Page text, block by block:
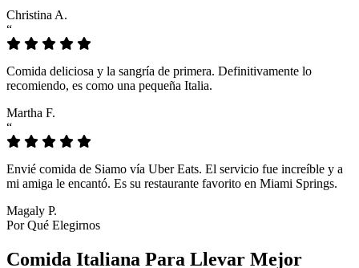
Christina A.
“
Comida deliciosa y la sangría de primera. Definitivamente lo
recomiendo, es como una pequeña Italia.
Martha F.
“
Envié comida de Siamo vía Uber Eats. El servicio fue increíble y a
mi amiga le encantó. Es su restaurante favorito en Miami Springs.
Magaly P.
Por Qué Elegirnos
Comida Italiana Para Llevar Mejor